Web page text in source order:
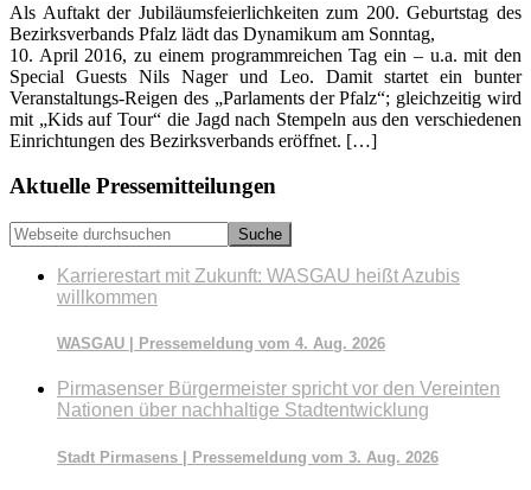
Als Auftakt der Jubiläumsfeierlichkeiten zum 200. Geburtstag des
Bezirksverbands Pfalz lädt das Dynamikum am Sonntag,
10. April 2016, zu einem programmreichen Tag ein – u.a. mit den
Special Guests Nils Nager und Leo. Damit startet ein bunter
Veranstaltungs-Reigen des „Parlaments der Pfalz“; gleichzeitig wird
mit „Kids auf Tour“ die Jagd nach Stempeln aus den verschiedenen
Einrichtungen des Bezirksverbands eröffnet. […]
Seitenspalte
Aktuelle Pressemitteilungen
Webseite
durchsuchen
Karrierestart mit Zukunft: WASGAU heißt Azubis
willkommen
WASGAU | Pressemeldung vom 4. Aug. 2026
Pirmasenser Bürgermeister spricht vor den Vereinten
Nationen über nachhaltige Stadtentwicklung
Stadt Pirmasens | Pressemeldung vom 3. Aug. 2026